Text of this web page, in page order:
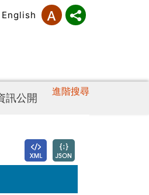
English
進階搜尋
訊公開